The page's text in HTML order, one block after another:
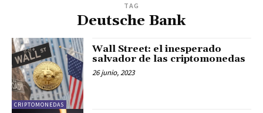
TAG
Deutsche Bank
CRIPTOMONEDAS
Wall Street: el inesperado
salvador de las criptomonedas
26 junio, 2023